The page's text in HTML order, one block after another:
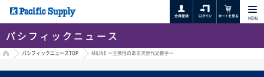
MENU
パシフィックニュース
HOMEパシフィックニュースTOP MILINE ー互換性のある次世代足継手ー